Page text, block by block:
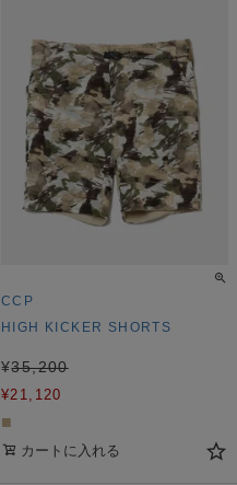
CCP
HIGH KICKER SHORTS
¥35,200
¥21,120
■
カートに入れる